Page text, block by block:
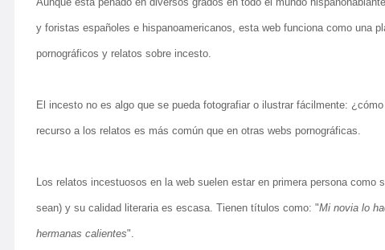
y foristas españoles e hispanoamericanos, esta web funciona como una
pornográficos y relatos sobre incesto.
El incesto no es algo que se pueda fotografiar o ilustrar fácilmente:
recurso a los relatos es más común que en otras webs pornográficas.
Los relatos incestuosos en la web suelen estar en primera persona
sean) y su calidad literaria es escasa. Tienen títulos como: "Mi novia lo
hermanas calientes".